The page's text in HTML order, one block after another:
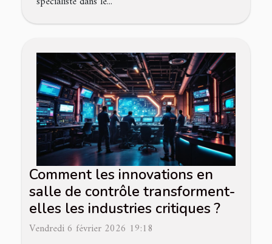
Comment les innovations en
salle de contrôle transforment-
elles les industries critiques ?
Vendredi 6 février 2026 19:18